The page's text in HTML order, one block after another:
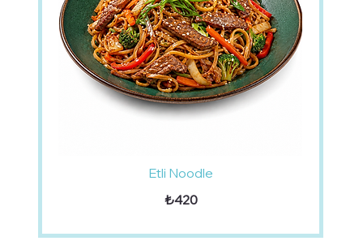
Etli Noodle
₺420